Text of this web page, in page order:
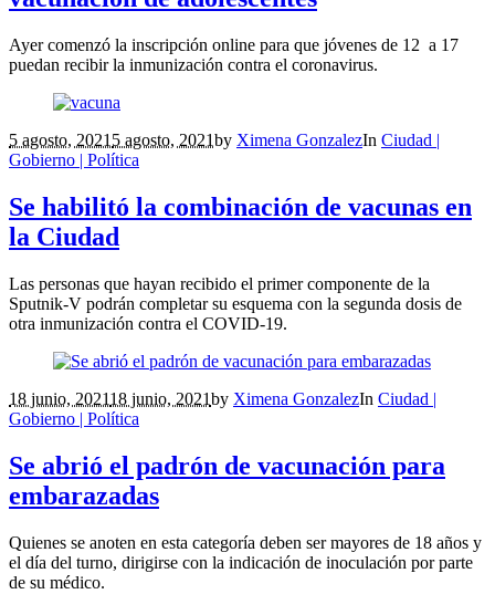
Ayer comenzó la inscripción online para que jóvenes de 12 a 17
puedan recibir la inmunización contra el coronavirus.
5 agosto, 2021 5 agosto, 2021by Ximena GonzalezIn Ciudad |
Gobierno | Política
Se habilitó la combinación de vacunas en
la Ciudad
Las personas que hayan recibido el primer componente de la
Sputnik-V podrán completar su esquema con la segunda dosis de
otra inmunización contra el COVID-19.
18 junio, 202118 junio, 2021by Ximena GonzalezIn Ciudad |
Gobierno | Política
Se abrió el padrón de vacunación para
embarazadas
Quienes se anoten en esta categoría deben ser mayores de 18 años y
el día del turno, dirigirse con la indicación de inoculación por parte
de su médico.